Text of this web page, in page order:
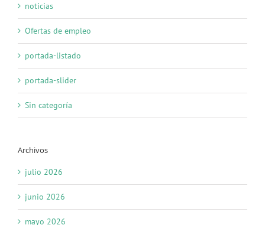
noticias
Ofertas de empleo
portada-listado
portada-slider
Sin categoría
Archivos
julio 2026
junio 2026
mayo 2026